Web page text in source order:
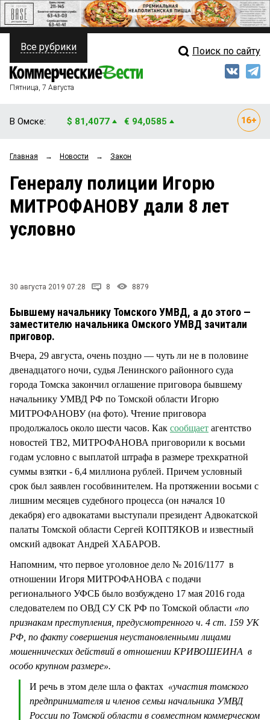
ПОЛИТИКА
ФИНАНСЫ
ОБЩЕСТВО
ЗАКОН
Свежий выпуск
Рейтинги
Блоги
Все рубрики Поиск по сайту
Пятница, 7 Августа
В Омске: $ 81,4077 € 94,0585
Главная → Новости → Закон
Генералу полиции Игорю
МИТРОФАНОВУ дали 8 лет
условно
30 августа 2019 07:28 8 8879
Бывшему начальнику Томского УМВД, а до этого —
заместителю начальника Омского УМВД зачитали
приговор.
Вчера, 29 августа, очень поздно — чуть ли не в половине
двенадцатого ночи, судья Ленинского районного суда
города Томска закончил оглашение приговора бывшему
начальнику УМВД РФ по Томской области Игорю
МИТРОФАНОВУ (на фото). Чтение приговора
продолжалось около шести часов. Как сообщает агентство
новостей ТВ2, МИТРОФАНОВА приговорили к восьми
годам условно с выплатой штрафа в размере трехкратной
суммы взятки - 6,4 миллиона рублей. Причем условный
срок был заявлен гособвинителем. На протяжении восьми с
лишним месяцев судебного процесса (он начался 10
декабря) его адвокатами выступали президент Адвокатской
палаты Томской области Сергей КОПТЯКОВ и известный
омский адвокат Андрей ХАБАРОВ.
Напомним, что первое уголовное дело № 2016/1177 в
отношении Игоря МИТРОФАНОВА с подачи
регионального УФСБ было возбуждено 17 мая 2016 года
следователем по ОВД СУ СК РФ по Томской области «по
признакам преступления, предусмотренного ч. 4 ст. 159 УК
РФ, по факту совершения неустановленными лицами
мошеннических действий в отношении КРИВОШЕИНА в
особо крупном размере».
И речь в этом деле шла о фактах «участия томского
предпринимателя и членов семьи начальника УМВД
России по Томской области в совместном коммерческом